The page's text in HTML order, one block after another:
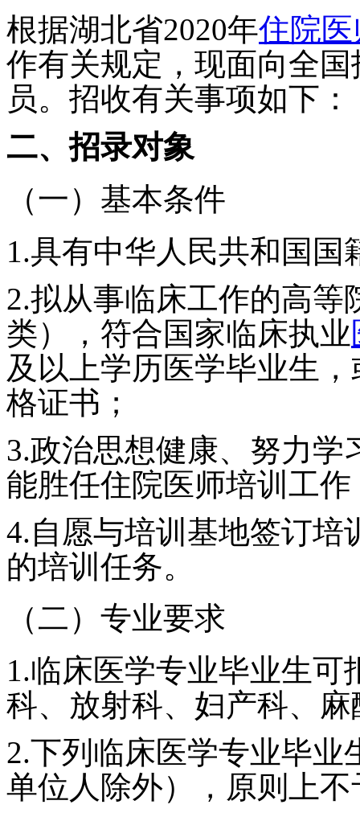
根据湖北省2020年住院医
作有关规定，现面向全
员。招收有关事项如下：
二、招录对象
（一）基本条件
1.具有中华人民共和国国
2.拟从事临床工作的高等
类），符合国家临床执业
及以上学历医学毕业生
格证书；
3.政治思想健康、努力学
能胜任住院医师培训工作
4.自愿与培训基地签订
的培训任务。
（二）专业要求
1.临床医学专业毕业生可
科、放射科、妇产科、
2.下列临床医学专业毕业
单位人除外），原则上